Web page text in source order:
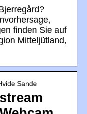
finden Sie auf
Mitteljütland,
Sande